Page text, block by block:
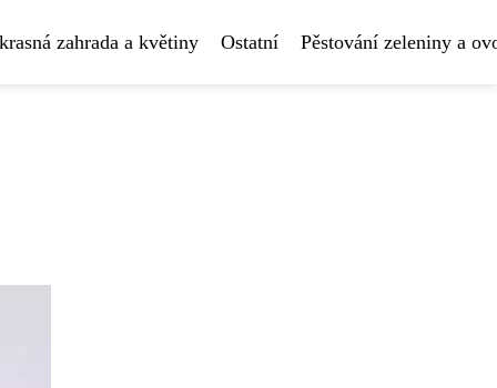
zahrada a květiny Ostatní Pěstování zeleniny a